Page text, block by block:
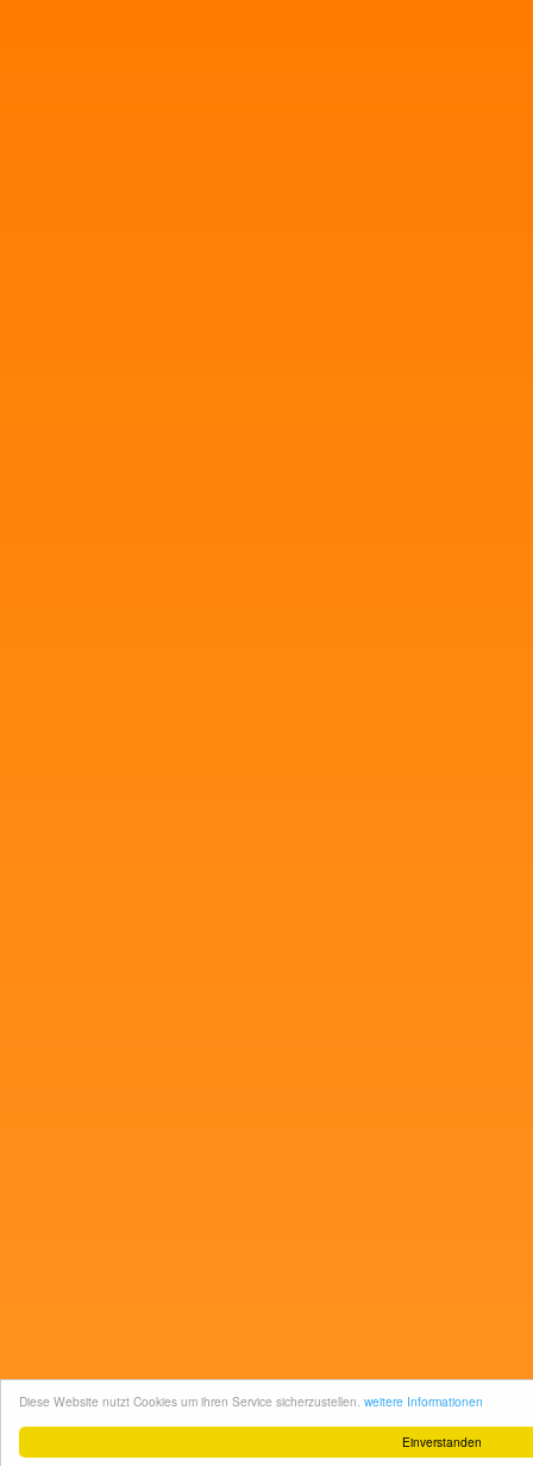
Einverstanden
Diese Website nutzt Cookies um ihren Service sicherzustellen. weitere Informationen